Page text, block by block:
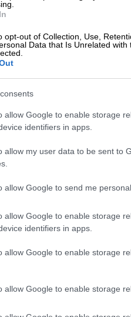
opt-out of Collection, Use,
Data that Is Unrelated
allow Google to enable storage
identifiers in apps.
allow my user data to be sent to
allow Google to send me
allow Google to enable storage
identifiers in apps.
allow Google to enable storage
allow Google to enable storage
H ομάδα της
νίκη στο ΟΑΚΑ
Κόσμος|07.06.2019
Διορία μέχρι τις
S-400
απόφασή της, θα
Μάλιστα Κύριε
περιοδεία της